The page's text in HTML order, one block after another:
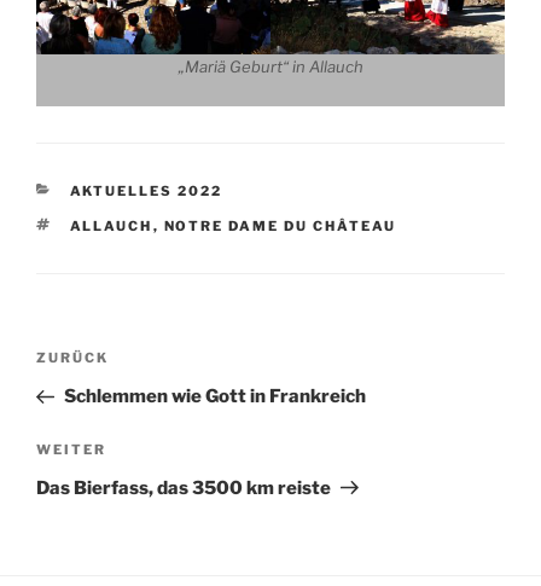
„Mariä Geburt“ in Allauch
KATEGORIEN
AKTUELLES 2022
SCHLAGWÖRTER
ALLAUCH , NOTRE DAME DU CHÂTEAU
Beitragsnavigation
Vorheriger
Beitrag
ZURÜCK
Schlemmen wie Gott in Frankreich
Nächster
Beitrag
WEITER
Das Bierfass, das 3500 km reiste